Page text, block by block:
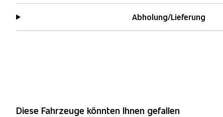
Abholung/Lieferung
Diese Fahrzeuge könnten Ihnen gefallen